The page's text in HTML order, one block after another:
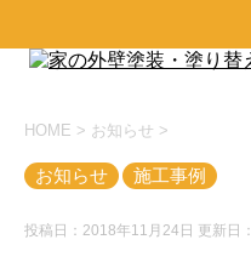
HOME > お知らせ >
お知らせ 施工事例
投稿日：2018年11月24日 更新日：